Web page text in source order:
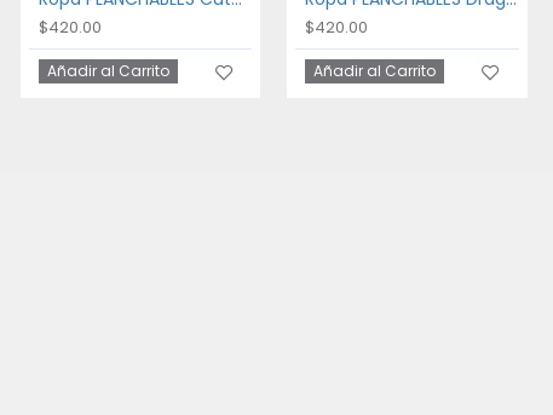
$420.00
Añadir al Carrito
$420.00
Añadir al Carrito